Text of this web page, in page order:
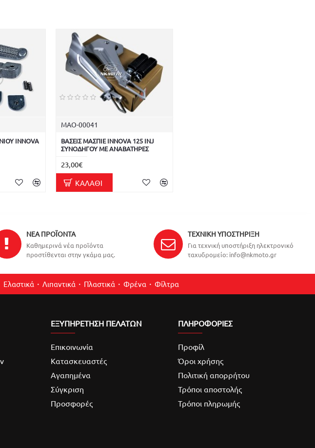
INNOVA
ΜΑΟ-00041
ΒΑΣΕΙΣ ΜΑΣΠΙΕ INNOVA 125 INJ
ΣΥΝΟΔΗΓΟΥ ΜΕ ΑΝΑΒΑΤΗΡΕΣ
23,00€
ΚΑΛΆΘΙ
ΝΈΑ ΠΡΟΪΌΝΤΑ
Καθημερινά νέα προϊόντα
προστίθενται στην γκάμα μας.
ΤΕΧΝΙΚΉ ΥΠΟΣΤΉΡΙΞΗ
Για τεχνική υποστήριξη ηλεκτρονικό
ταχυδρομείο: info@nkmoto.gr
Ελαστικά Λιπαντικά Πλαστικά Φρένα Φίλτρα
ΕΞΥΠΗΡΕΤΗΣΗ ΠΕΛΑΤΩΝ
Επικοινωνία
Κατασκευαστές
Αγαπημένα
Σύγκριση
Προσφορές
ΠΛΗΡΟΦΟΡΙΕΣ
Προφίλ
Όροι χρήσης
Πολιτική απορρήτου
Τρόποι αποστολής
Τρόποι πληρωμής